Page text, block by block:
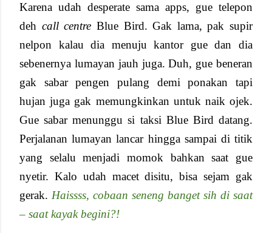
Karena udah desperate sama apps, gue telepon
deh call centre Blue Bird. Gak lama, pak supir
nelpon kalau dia menuju kantor gue dan dia
sebenernya lumayan jauh juga. Duh, gue beneran
gak sabar pengen pulang demi ponakan tapi
hujan juga gak memungkinkan untuk naik ojek.
Gue sabar menunggu si taksi Blue Bird datang.
Perjalanan lumayan lancar hingga sampai di titik
yang selalu menjadi momok bahkan saat gue
nyetir. Kalo udah macet disitu, bisa sejam gak
gerak. Haissss, cobaan seneng banget sih di saat
– saat kayak begini?!